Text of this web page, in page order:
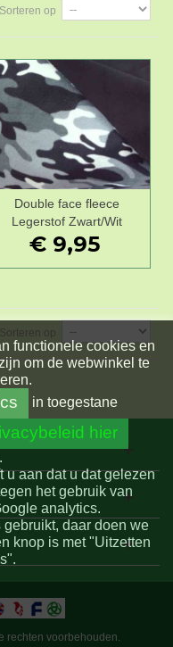
Sorteren op
Double face fleece
Legerstof Zwart/Wit
€ 9,95
Sorteren op
functionele cookies en
om de webwinkel te
in toegestane
hier
u aan dat u dat gelezen
het gebruik van
analytics.
daar doen we
knop is met "Uitzetten
rechten voorbehouden.